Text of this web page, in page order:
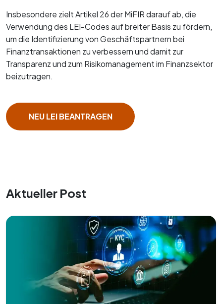
Insbesondere zielt Artikel 26 der MiFIR darauf ab, die
Verwendung des LEI-Codes auf breiter Basis zu fördern,
um die Identifizierung von Geschäftspartnern bei
Finanztransaktionen zu verbessern und damit zur
Transparenz und zum Risikomanagement im Finanzsektor
beizutragen.
NEU LEI BEANTRAGEN
Aktueller Post